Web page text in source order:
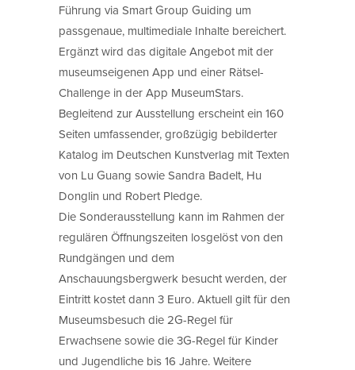
Führung via Smart Group Guiding um
passgenaue, multimediale Inhalte bereichert.
Ergänzt wird das digitale Angebot mit der
museumseigenen App und einer Rätsel-
Challenge in der App MuseumStars.
Begleitend zur Ausstellung erscheint ein 160
Seiten umfassender, großzügig bebilderter
Katalog im Deutschen Kunstverlag mit Texten
von Lu Guang sowie Sandra Badelt, Hu
Donglin und Robert Pledge.
Die Sonderausstellung kann im Rahmen der
regulären Öffnungszeiten losgelöst von den
Rundgängen und dem
Anschauungsbergwerk besucht werden, der
Eintritt kostet dann 3 Euro. Aktuell gilt für den
Museumsbesuch die 2G-Regel für
Erwachsene sowie die 3G-Regel für Kinder
und Jugendliche bis 16 Jahre. Weitere